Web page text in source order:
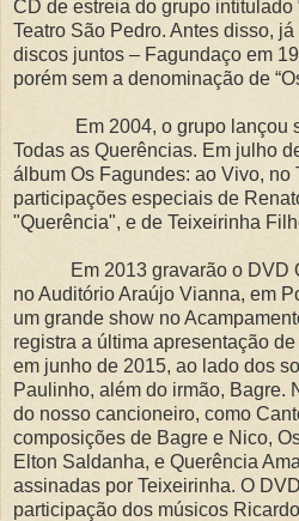
CD de estreia do grupo intitulado
Teatro São Pedro. Antes disso,
discos juntos – Fagundaço em
porém sem a denominação de
Em 2004, o grupo lançou
Todas as Querências. Em julho
álbum Os Fagundes: ao Vivo, no
participações especiais de
"Querência", e de Teixeirinha
Em 2013 gravarão o DVD
no Auditório Araújo Vianna, em
um grande show no
registra a última apresentação
em junho de 2015, ao lado dos
Paulinho, além do irmão, Bagre.
do nosso cancioneiro, como
composições de Bagre e Nico,
Elton Saldanha, e Querência
assinadas por Teixeirinha. O
participação dos músicos